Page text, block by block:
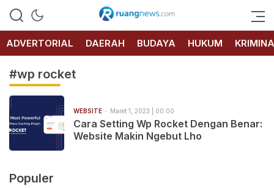
RUANG
NEWS
ADVERTORIAL
DAERAH BUDAYA HUKUM
#wp rocket
WEBSITE Maret 1, 2023 | 00:00
Cara Setting Wp Rocket Dengan Benar:
Website Makin Ngebut Lho
Populer